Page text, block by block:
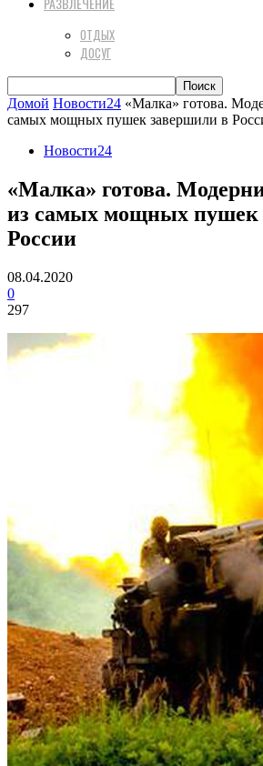
ОТДЫХ
ДОСУГ
Домой Новости24 «Малка» готова.
самых мощных пушек завершили в
Новости24
«Малка» готова.
из самых мощных пушек
России
08.04.2020
0
297